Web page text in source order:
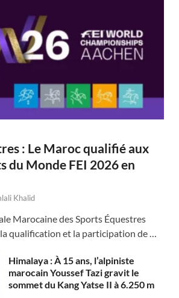
: Le Maroc qualifié aux
du Monde FEI 2026 en
Khalid
Marocaine des Sports Équestres
la qualification et la participation de …
Himalaya : À 15 ans, l’alpiniste
marocain Youssef Tazi gravit le
sommet du Kang Yatse II à 6.250 m